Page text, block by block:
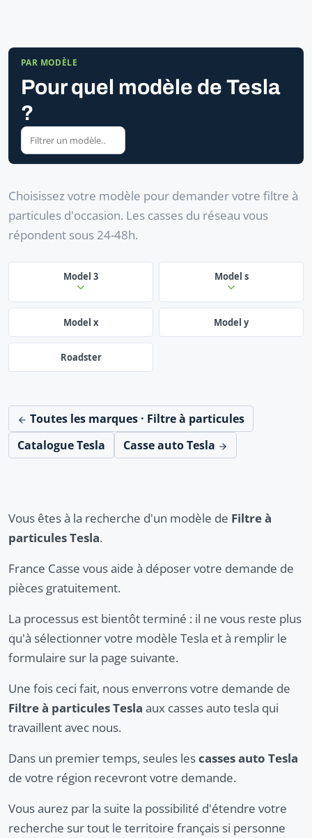
PAR MODÈLE
Pour quel modèle de Tesla
?
Choisissez votre modèle pour demander votre filtre à
particules d'occasion. Les casses du réseau vous
répondent sous 24-48h.
Model 3 Model s
Model x Model y
Roadster
Toutes les marques · Filtre à particules
Catalogue Tesla
Casse auto Tesla
Vous êtes à la recherche d'un modèle de Filtre à
particules Tesla.
France Casse vous aide à déposer votre demande de
pièces gratuitement.
La processus est bientôt terminé : il ne vous reste plus
qu'à sélectionner votre modèle Tesla et à remplir le
formulaire sur la page suivante.
Une fois ceci fait, nous enverrons votre demande de
Filtre à particules Tesla aux casses auto tesla qui
travaillent avec nous.
Dans un premier temps, seules lescasses auto Tesla
de votre région recevront votre demande.
Vous aurez par la suite la possibilité d'étendre votre
recherche sur tout le territoire français si personne